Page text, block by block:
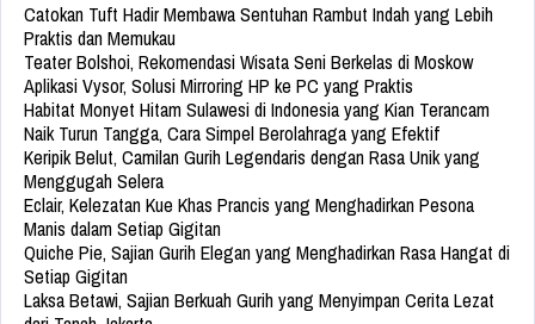
Catokan Tuft Hadir Membawa Sentuhan Rambut Indah yang Lebih
Praktis dan Memukau
Teater Bolshoi, Rekomendasi Wisata Seni Berkelas di Moskow
Aplikasi Vysor, Solusi Mirroring HP ke PC yang Praktis
Habitat Monyet Hitam Sulawesi di Indonesia yang Kian Terancam
Naik Turun Tangga, Cara Simpel Berolahraga yang Efektif
Keripik Belut, Camilan Gurih Legendaris dengan Rasa Unik yang
Menggugah Selera
Eclair, Kelezatan Kue Khas Prancis yang Menghadirkan Pesona
Manis dalam Setiap Gigitan
Quiche Pie, Sajian Gurih Elegan yang Menghadirkan Rasa Hangat di
Setiap Gigitan
Laksa Betawi, Sajian Berkuah Gurih yang Menyimpan Cerita Lezat